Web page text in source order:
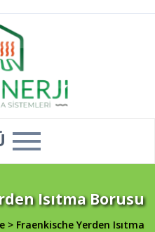
Isıtma Borusu
> Fraenkische Yerden Isıtma